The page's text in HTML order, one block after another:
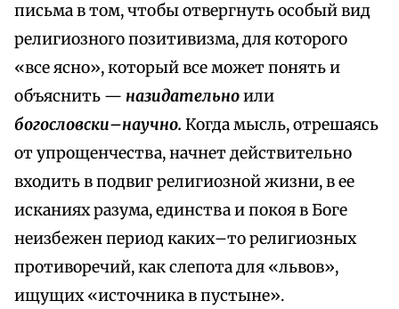
письма в том, чтобы отвергнуть особый вид
религиозного позитивизма, для которого
«все ясно», который все может понять и
объяснить — назидательноили
богословски–научно. Когда мысль, отрешаясь
от упрощенчества, начнет действительно
входить в подвиг религиозной жизни, в ее
исканиях разума, единства и покоя в Боге
неизбежен период каких–то религиозных
противоречий, как слепота для «львов»,
ищущих «источника в пустыне».